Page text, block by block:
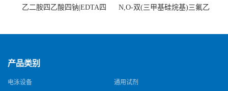
乙二胺四乙酸四钠|EDTA四
N,O-双(三甲基硅烷基)三氟乙
产品类别
电泳设备 通用试剂